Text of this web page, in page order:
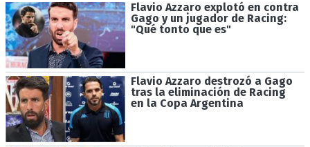
Flavio Azzaro explotó en contra
Gago y un jugador de Racing:
"Qué tonto que es"
Flavio Azzaro destrozó a Gago
tras la eliminación de Racing
en la Copa Argentina